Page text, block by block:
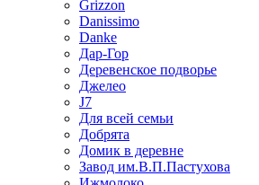
Grizzon
Danissimo
Danke
Дар-Гор
Деревенское подворье
Джелео
J7
Для всей семьи
Добрята
Домик в деревне
Завод им.В.П.Пастухова